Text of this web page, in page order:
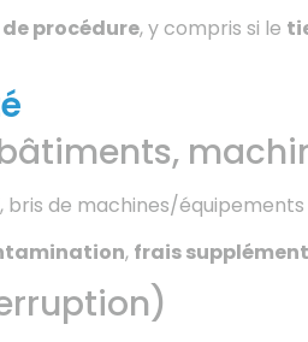
procédure, y compris si le
de machines/
, frais